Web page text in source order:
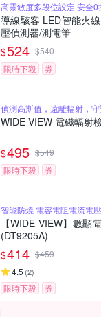
高靈敏度多段位設定 安全0
導線駭客 LED智能火
壓偵測器/測電筆
$524 $540
限時下殺
券
偵測高斯值，遠離輻射，
WIDE VIEW 電磁輻射
$495 $549
限時下殺
券
智能防燒 電容電阻電流電
【WIDE VIEW】數顯
(DT9205A)
$414 $459
4.5 (2)
限時下殺 券